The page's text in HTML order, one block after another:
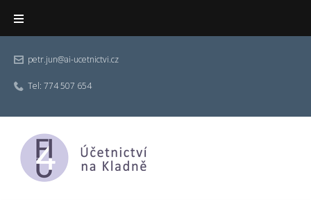
petr.jun@ai-ucetnictvi.cz
Tel: 774 507 654